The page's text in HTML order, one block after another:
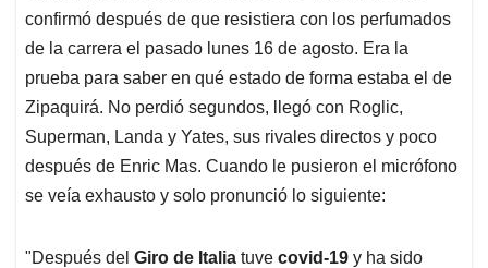
confirmó después de que resistiera con los perfumados
de la carrera el pasado lunes 16 de agosto. Era la
prueba para saber en qué estado de forma estaba el de
Zipaquirá. No perdió segundos, llegó con Roglic,
Superman, Landa y Yates, sus rivales directos y poco
después de Enric Mas. Cuando le pusieron el micrófono
se veía exhausto y solo pronunció lo siguiente:
"Después del Giro de Italia tuve covid-19 y ha sido